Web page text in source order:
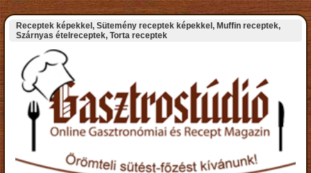
Receptek képekkel, Sütemény receptek képekkel, Muffin receptek,
Szárnyas ételreceptek, Torta receptek